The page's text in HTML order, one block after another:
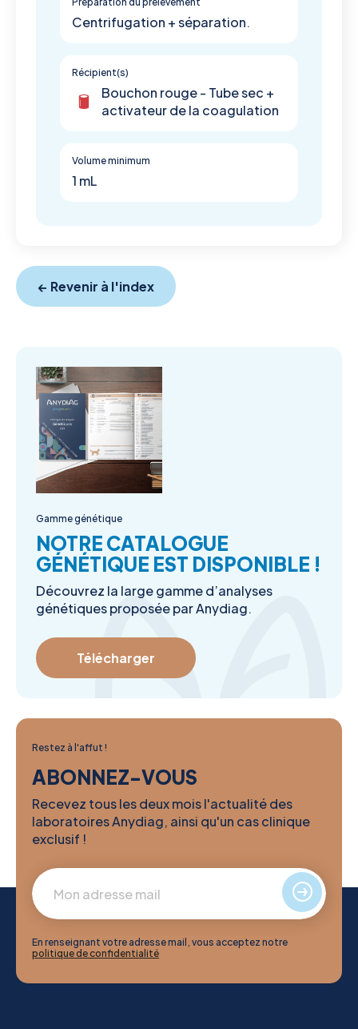
Centrifugation + séparation.
Récipient(s)
Bouchon rouge - Tube sec +
activateur de la coagulation
Volume minimum
1 mL
← Revenir à l'index
Gamme génétique
NOTRE CATALOGUE
GÉNÉTIQUE EST DISPONIBLE !
Découvrez la large gamme d’analyses
génétiques proposée par Anydiag.
Télécharger
Restez à l'affut !
ABONNEZ-VOUS
Recevez tous les deux mois l'actualité des
laboratoires Anydiag, ainsi qu'un cas clinique
exclusif !
En renseignant votre adresse mail, vous acceptez notre
politique de confidentialité